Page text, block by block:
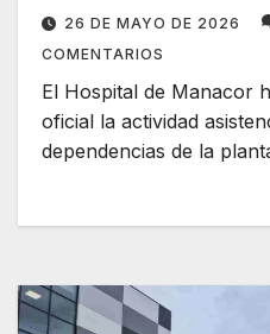
26 DE MAYO DE 2026
COMENTARIOS
El Hospital de Manacor
oficial la actividad
dependencias de la